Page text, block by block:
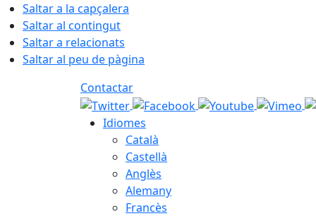
Saltar a la capçalera
Saltar al contingut
Saltar a relacionats
Saltar al peu de pàgina
Contactar
Idiomes
Català
Castellà
Anglès
Alemany
Francès